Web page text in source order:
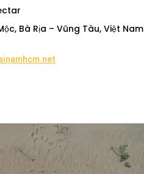
Bà Rịa – Vũng Tàu, Việt Nam